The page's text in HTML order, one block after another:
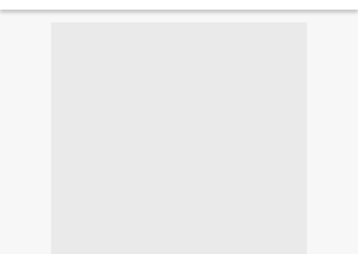
ITEMA_20401367-0.mp3...